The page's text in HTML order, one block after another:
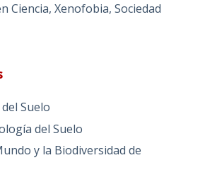
Ciencia, Xenofobia, Sociedad
Suelo
del Suelo
y la Biodiversidad de